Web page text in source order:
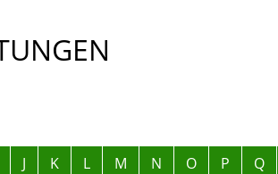
J K L M N O P Q